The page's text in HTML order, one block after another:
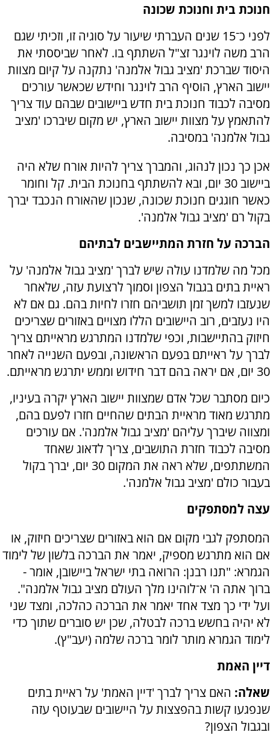
חנוכת בית וחנוכת שכונה
לפני כ־15 שנים העברתי שיעור על סוגיה זו, וזכיתי שגם
הרב משה לוינגר זצ"ל השתתף בו. לאחר שביססתי את
היסוד שברכת 'מציב גבול אלמנה' נתקנה על קיום מצוות
יישוב הארץ, הוסיף הרב לוינגר וחידש שכאשר עורכים
מסיבה לכבוד חנוכת בית חדש ביישובים שבהם עוד צריך
להתאמץ על מצוות יישוב הארץ, יש מקום שיברכו 'מציב
גבול אלמנה' במסיבה.
אכן כך נכון לנהוג, והמברך צריך להיות אורח שלא היה
ביישוב 30 יום, ובא להשתתף בחנוכת הבית. קל וחומר
כאשר חוגגים חנוכת שכונה, שנכון שהאורח הנכבד יברך
בקול רם 'מציב גבול אלמנה'.
הברכה על חזרת המתיישבים לבתיהם
מכל מה שלמדנו עולה שיש לברך 'מציב גבול אלמנה' על
ראיית בתים בגבול הצפון וסמוך לרצועת עזה, שלאחר
שנעזבו למשך זמן תושביהם חזרו לחיות בהם. גם אם לא
היו נעזבים, רוב היישובים הללו מצויים באזורים שצריכים
חיזוק בהתיישבות, וכפי שלמדנו המתרגש מראייתם צריך
לברך על ראייתם בפעם הראשונה, ובפעם השנייה לאחר
30 יום, אם יראה בהם דבר חידוש וממש יתרגש מראייתם.
כיום מסתבר שכל אדם שמצוות יישוב הארץ יקרה בעיניו,
מתרגש מאוד מראיית הבתים שהחיים חזרו לפעם בהם,
ומצווה שיברך עליהם 'מציב גבול אלמנה'. אם עורכים
מסיבה לכבוד חזרת התושבים, צריך לדאוג שאחד
המשתתפים, שלא ראה את המקום 30 יום, יברך בקול
בעבור כולם 'מציב גבול אלמנה'.
עצה למסתפקים
המסתפק לגבי מקום אם הוא באזורים שצריכים חיזוק, או
אם הוא מתרגש מספיק, יאמר את הברכה בלשון של לימוד
הגמרא: "תנו רבנן: הרואה בתי ישראל ביישובן, אומר -
ברוך אתה ה' א־לוהינו מלך העולם מציב גבול אלמנה".
ועל ידי כך מצד אחד יאמר את הברכה כהלכה, ומצד שני
לא יהיה בחשש ברכה לבטלה, שכן יש סוברים שתוך כדי
לימוד הגמרא מותר לומר ברכה שלמה (יעב"ץ).
דיין האמת
שאלה: האם צריך לברך 'דיין האמת' על ראיית בתים
שנפגעו קשות בהפצצות על היישובים שבעוטף עזה
ובגבול הצפון?